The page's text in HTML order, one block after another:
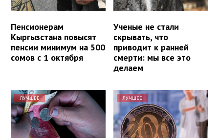
Пенсионерам
Кыргызстана повысят
пенсии минимум на 500
сомов с 1 октября
Ученые не стали
скрывать, что
приводит к ранней
смерти: мы все это
делаем
ЛУЧШЕЕ ЛУЧШЕЕ